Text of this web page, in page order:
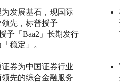
为发展基石，现国际
先，标普授予
予「Baa2」长期发行
稳定」。
券为中国证券行业
先的综合金融服务